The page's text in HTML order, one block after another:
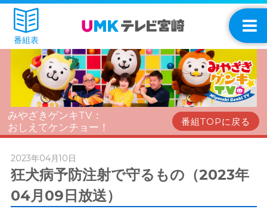
番組表
みやざきゲンキTV：
おしえてケンチョー！
番組TOPに戻る
2023年04月10日
狂犬病予防注射で守るもの（2023年
04月09日放送）